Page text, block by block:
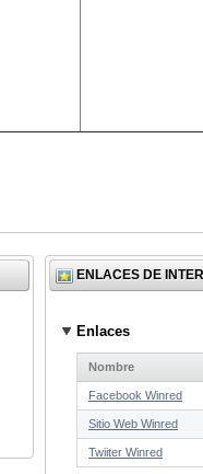
ENLACES DE
Enlaces
Nombre
Facebook Winred
Sitio Web Winred
Twiiter Winred